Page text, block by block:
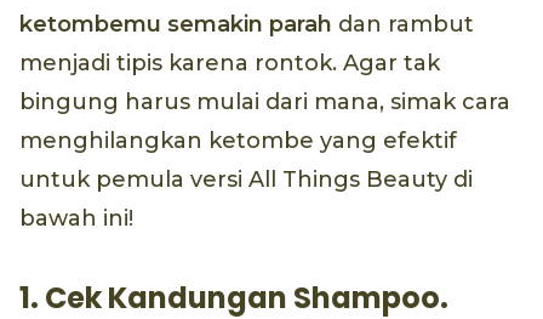
ketombemu semakin parah dan rambut
menjadi tipis karena rontok. Agar tak
bingung harus mulai dari mana, simak cara
menghilangkan ketombe yang efektif
untuk pemula versi All Things Beauty di
bawah ini!
1. Cek Kandungan Shampoo.